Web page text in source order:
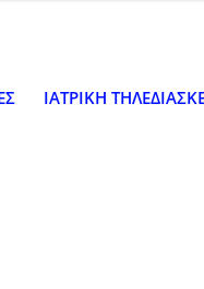
ΙΑΤΡΙΚΗ